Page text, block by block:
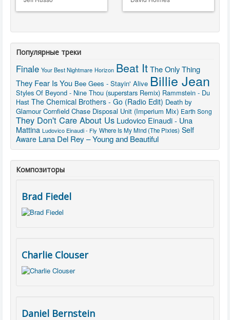
Популярные треки
Finale Your Best Nightmare Horizon Beat ItThe Only Thing
They Fear Is You Bee Gees - Stayin' Alive Billie Jean
Styles Of Beyond - Nine Thou (superstars Remix) Rammstein - Du
Hast The Chemical Brothers - Go (Radio Edit) Death by
Glamour Cornfield Chase Disposal Unit (Imperium Mix) Earth Song
They Don't Care About Us Ludovico Einaudi - Una
Mattina Ludovico Einaudi - Fly Where Is My Mind (The Pixies) Self
Aware Lana Del Rey – Young and Beautiful
Композиторы
Brad Fiedel
Charlie Clouser
Daniel Bernstein